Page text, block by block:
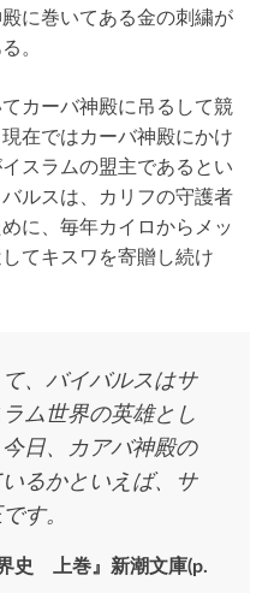
に巻いてある金の刺繍が
。
カーバ神殿に吊るして競
在ではカーバ神殿にかけ
スラムの盟主であるとい
ルスは、カリフの守護者
に、毎年カイロからメッ
てキスワを寄贈し続け
、バイバルスはサ
ム世界の英雄とし
日、カアバ神殿の
るかといえば、サ
す。
史 上巻』新潮文庫(p.